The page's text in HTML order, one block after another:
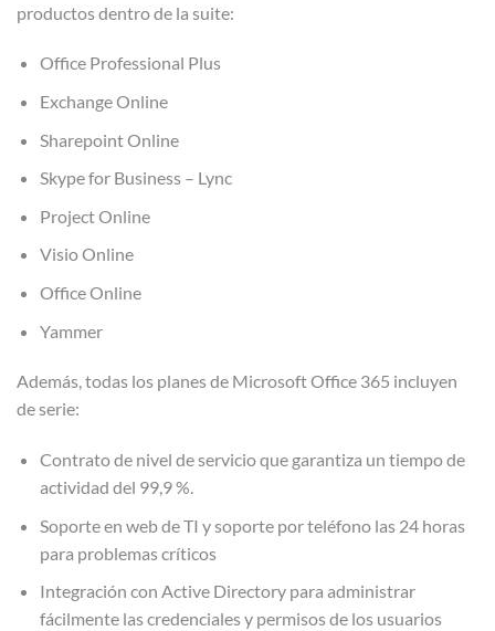
productos dentro de la suite:
Office Professional Plus
Exchange Online
Sharepoint Online
Skype for Business – Lync
Project Online
Visio Online
Office Online
Yammer
Además, todas los planes de Microsoft Office 365 incluyen
de serie:
Contrato de nivel de servicio que garantiza un tiempo de
actividad del 99,9 %.
Soporte en web de TI y soporte por teléfono las 24 horas
para problemas críticos
Integración con Active Directory para administrar
fácilmente las credenciales y permisos de los usuarios